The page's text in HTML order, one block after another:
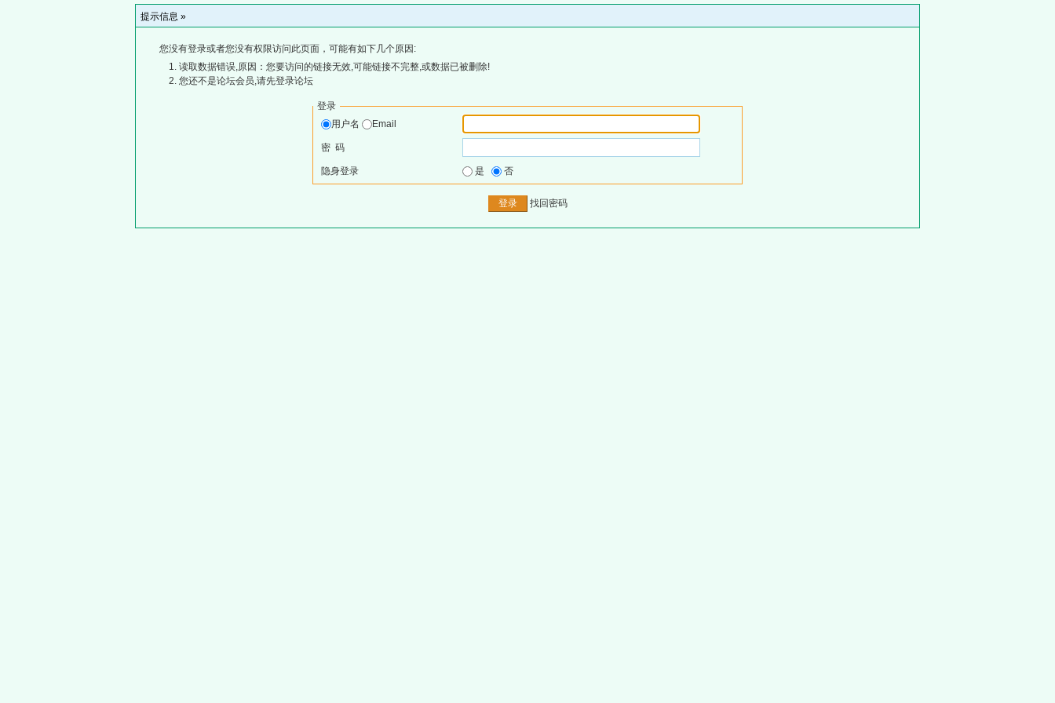
提示信息 »
您没有登录或者您没有权限访问此页面，可能有如下几个原因:
读取数据错误,原因：您要访问的链接无效,可能链接不完整,或数据已被删除!
您还不是论坛会员,请先登录论坛
登录
用户名
Email
密 码
隐身登录 是 否
找回密码